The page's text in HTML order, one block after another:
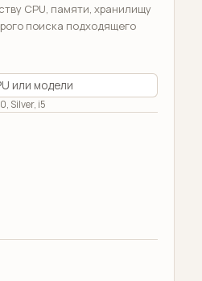
CPU, памяти, хранилищу
поиска подходящего
Silver, i5